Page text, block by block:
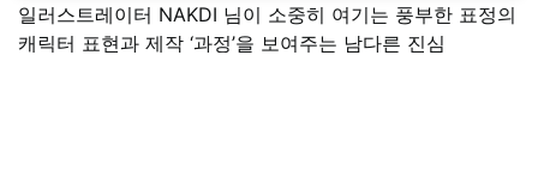
일러스트레이터 NAKDI 님이 소중히 여기는 풍부한 표정의
캐릭터 표현과 제작 ‘과정’을 보여주는 남다른 진심